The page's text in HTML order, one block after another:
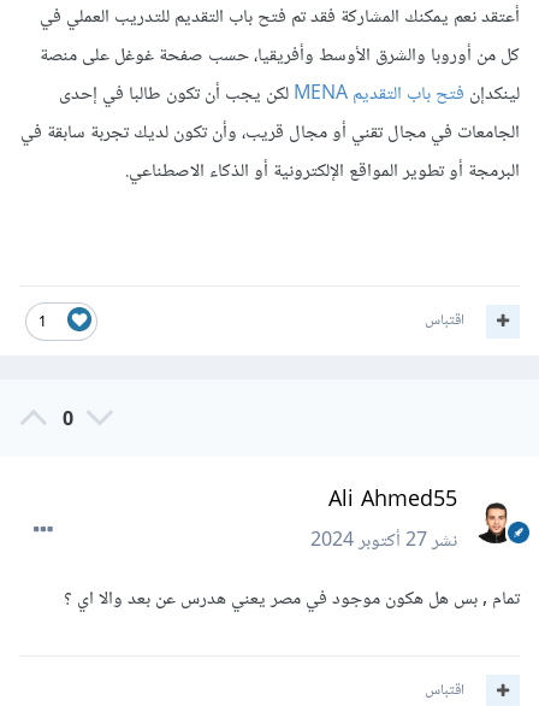
أعتقد نعم يمكنك المشاركة فقد تم فتح باب التقديم للتدريب العملي في
كل من أوروبا والشرق الأوسط وأفريقيا، حسب صفحة غوغل على منصة
لينكدإن فتح باب التقديم MENA
لكن يجب أن تكون طالبا في إحدى
الجامعات في مجال تقني أو مجال قريب، وأن تكون لديك تجربة سابقة في
البرمجة أو تطوير المواقع الإلكترونية أو الذكاء الاصطناعي.
1 اقتباس
0
Ali Ahmed55
نشر27 أكتوبر 2024
تمام , بس هل هكون موجود في مصر يعني هدرس عن بعد والا اي ؟
اقتباس